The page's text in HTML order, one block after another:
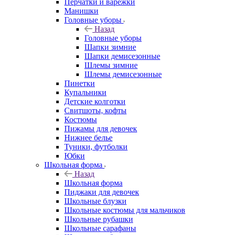
Перчатки и варежки
Манишки
Головные уборы
Назад
Головные уборы
Шапки зимние
Шапки демисезонные
Шлемы зимние
Шлемы демисезонные
Пинетки
Купальники
Детские колготки
Свитшоты, кофты
Костюмы
Пижамы для девочек
Нижнее белье
Туники, футболки
Юбки
Школьная форма
Назад
Школьная форма
Пиджаки для девочек
Школьные блузки
Школьные костюмы для мальчиков
Школьные рубашки
Школьные сарафаны